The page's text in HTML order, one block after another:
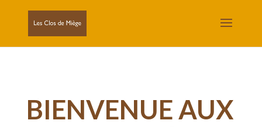
BIENVENUE AUX